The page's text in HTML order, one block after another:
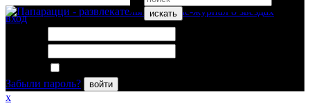
искать
вход
Забыли пароль?
войти
x